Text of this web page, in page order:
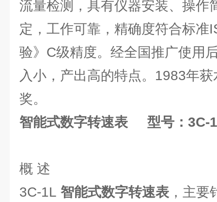
流量检测，具有仪器安装、操作
定，工作可靠，精确度符合标准
验》C级精度。经全国推广使用
入小，产出高的特点。1983年
奖。
智能式数字转速表 型号：3C-
概 述
3C-1L 智能式数字转速表 ，主